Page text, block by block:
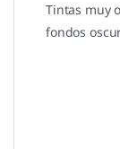
Tintas muy
fondos